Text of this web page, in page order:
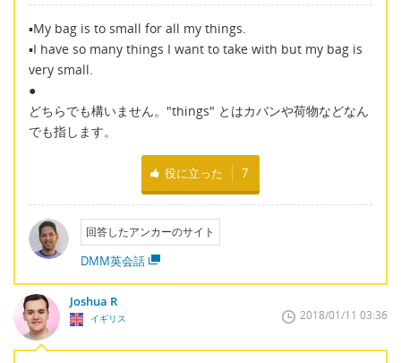
▪My bag is to small for all my things.
▪I have so many things I want to take with but my bag is
very small.
●
どちらでも構いません。"things" とはカバンや荷物などなん
でも指します。
役に立った 7
回答したアンカーのサイト
DMM英会話
Joshua R
イギリス 2018/01/11 03:36